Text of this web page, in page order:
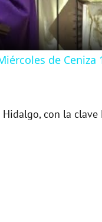
de Ceniza
con la clave